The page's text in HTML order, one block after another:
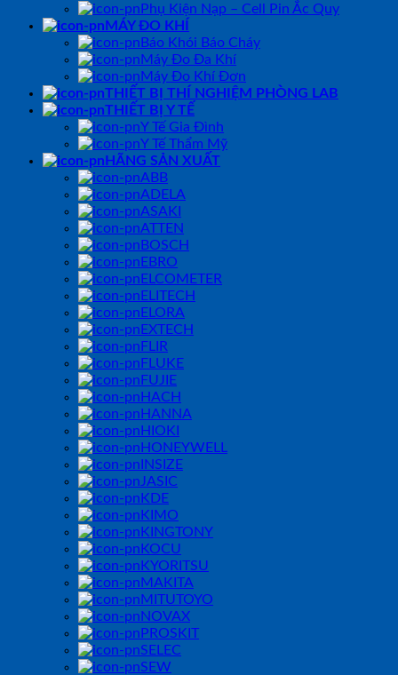
Phụ Kiện Nạp – Cell Pin Ắc Quy
MÁY ĐO KHÍ
Báo Khói Báo Cháy
Máy Đo Đa Khí
Máy Đo Khí Đơn
THIẾT BỊ THÍ NGHIỆM PHÒNG LAB
THIẾT BỊ Y TẾ
Y Tế Gia Đình
Y Tế Thẩm Mỹ
HÃNG SẢN XUẤT
ABB
ADELA
ASAKI
ATTEN
BOSCH
EBRO
ELCOMETER
ELITECH
ELORA
EXTECH
FLIR
FLUKE
FUJIE
HACH
HANNA
HIOKI
HONEYWELL
INSIZE
JASIC
KDE
KIMO
KINGTONY
KOCU
KYORITSU
MAKITA
MITUTOYO
NOVAX
PROSKIT
SELEC
SEW